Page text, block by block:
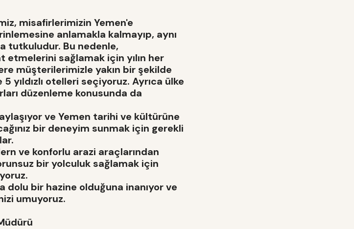
misafirlerimizin Yemen'e
anlamakla kalmayıp, aynı
tutkuludur. Bu nedenle,
sağlamak için yılın her
müşterilerimizle yakın bir şekilde
yıldızlı otelleri seçiyoruz. Ayrıca ülke
düzenleme konusunda da
ve Yemen tarihi ve kültürüne
bir deneyim sunmak için gerekli
ve konforlu arazi araçlarından
bir yolculuk sağlamak için
dolu bir hazine olduğuna inanıyor ve
umuyoruz.